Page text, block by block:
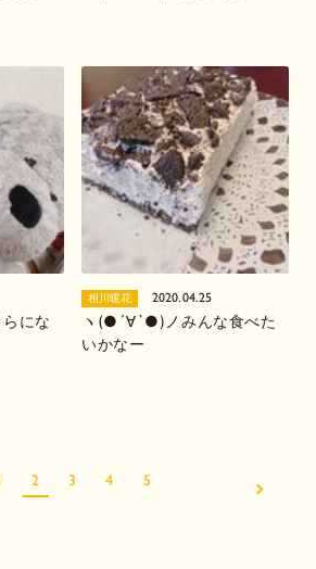
にな
相川暖花 2020.04.25
ヽ(●´∀`●)ノみんな食べた
いかなー
2 3 4 5